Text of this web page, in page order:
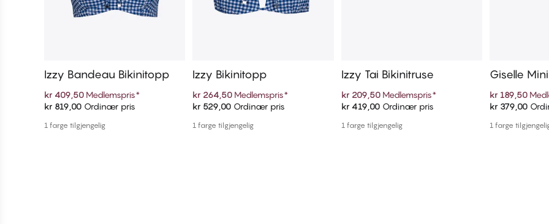
Legg i handlekurven
Izzy Bandeau Bikinitopp
kr 409,50 Medlemspris*
kr 819,00 Ordinær pris
1 farge tilgjengelig
Legg i handlekurven
Izzy Bikinitopp
kr 264,50 Medlemspris*
kr 529,00 Ordinær pris
1 farge tilgjengelig
Legg i handlekurven
Izzy Tai Bikinitruse
kr 209,50 Medlemspris*
kr 419,00Ordinær pris
1 farge tilgjengelig
Legg i
Giselle
use
kr 189,50
kr 379,00
1 farge